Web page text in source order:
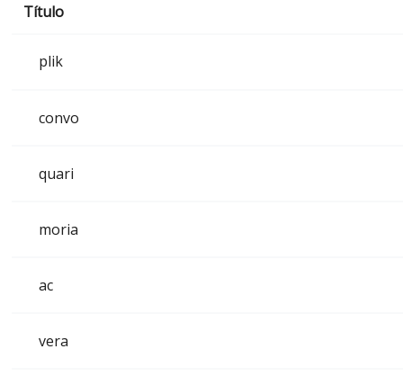
Título
plik
convo
quari
moria
ac
vera